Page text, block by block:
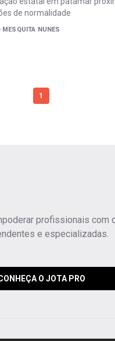
de normalidade
MESQUITA NUNES
1
profissionais com
e especializadas.
O JOTA PRO